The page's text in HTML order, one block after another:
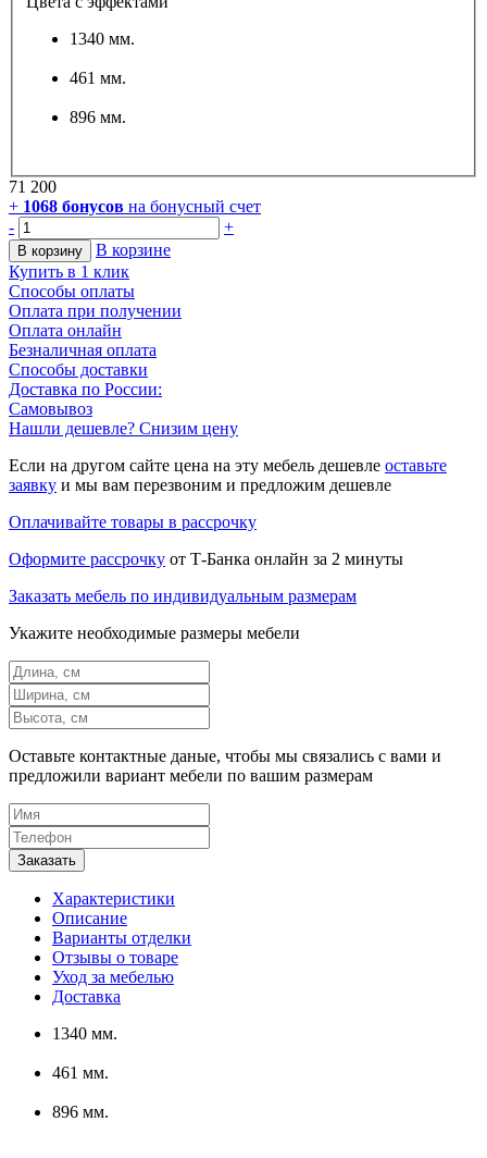
1340 мм.
461 мм.
896 мм.
71 200
+ 1068 бонусов на бонусный счет
-
+
В корзину
В корзине
Купить в 1 клик
Способы оплаты
Оплата при получении
Оплата онлайн
Безналичная оплата
Способы доставки
Доставка по России:
Самовывоз
Нашли дешевле? Снизим цену
Если на другом сайте цена на эту мебель дешевле оставьте
заявку и мы вам перезвоним и предложим дешевле
Оплачивайте товары в рассрочку
Оформите рассрочку от Т-Банка онлайн за 2 минуты
Заказать мебель по индивидуальным размерам
Укажите необходимые размеры мебели
Оставьте контактные даные, чтобы мы связались с вами и
предложили вариант мебели по вашим размерам
Характеристики
Описание
Варианты отделки
Отзывы о товаре
Уход за мебелью
Доставка
1340 мм.
461 мм.
896 мм.